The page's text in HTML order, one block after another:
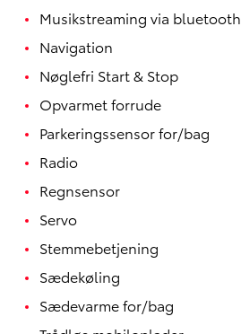
Musikstreaming via bluetooth
Navigation
Nøglefri Start & Stop
Opvarmet forrude
Parkeringssensor for/bag
Radio
Regnsensor
Servo
Stemmebetjening
Sædekøling
Sædevarme for/bag